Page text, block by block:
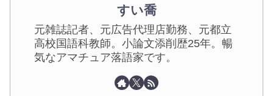
すい喬
元雑誌記者、元広告代理店勤務、元都立
高校国語科教師。小論文添削歴25年。暢
気なアマチュア落語家です。